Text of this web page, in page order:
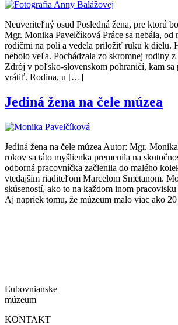
Neuveriteľný osud Posledná žena, pre ktorú
Mgr. Monika Pavelčíková Práce sa nebála, od
rodičmi na poli a vedela priložiť ruku k dielu.
nebolo veľa. Pochádzala zo skromnej rodiny
Zdrój v poľsko-slovenskom pohraničí, kam sa
vrátiť. Rodina, u […]
Jediná žena na čele múzea
Jediná žena na čele múzea Autor: Mgr.
rokov sa táto myšlienka premenila na
odborná pracovníčka začlenila do malého
vtedajším riaditeľom Marcelom Smetanom.
skúseností, ako to na každom inom
Aj napriek tomu, že múzeum malo viac ako
Ľubovnianske
múzeum
KONTAKT